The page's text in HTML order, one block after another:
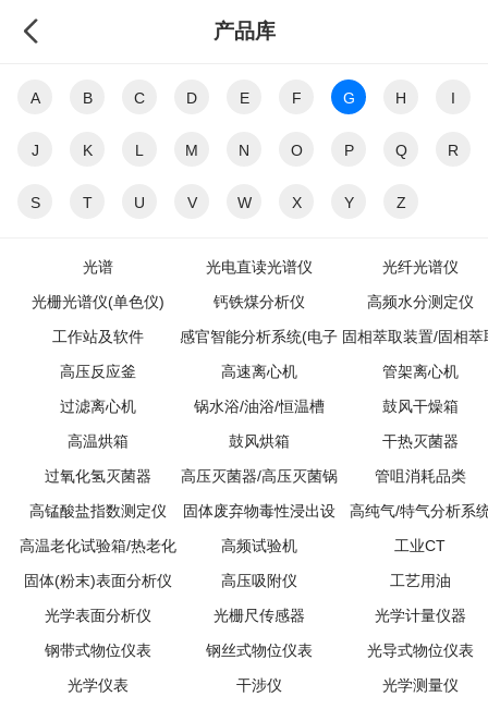
产品库
A B C D E F G H I
J K L M N O P Q R
S T U V W X Y Z
光谱 光电直读光谱仪
光纤光谱仪
光栅光谱仪(单色仪)
钙铁煤分析仪
高频水分测定仪
工作站及软件
感官智能分析系统(电子
鼻/电子舌)
固相萃取装置/固相萃
仪
高压反应釜 高速离心机
管架离心机
过滤离心机
锅水浴/油浴/恒温槽
鼓风干燥箱
高温烘箱
鼓风烘箱
干热灭菌器
过氧化氢灭菌器
高压灭菌器/高压灭菌锅
管咀消耗品类
高锰酸盐指数测定仪
(CODMn)
固体废弃物毒性浸出设
备
高纯气/特气分析系
高温老化试验箱/热老化
试验箱
高频试验机
工业CT
固体(粉末)表面分析仪
高压吸附仪
工艺用油
光学表面分析仪
光栅尺传感器
光学计量仪器
钢带式物位仪表
钢丝式物位仪表
光导式物位仪表
光学仪表
干涉仪
光学测量仪